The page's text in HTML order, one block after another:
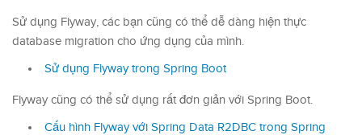
Sử dụng Flyway, các bạn cũng có thể dễ dàng hiện thực
database migration cho ứng dụng của mình.
Sử dụng Flyway trong Spring Boot
Flyway cũng có thể sử dụng rất đơn giản với Spring Boot.
Cấu hình Flyway với Spring Data R2DBC trong Spring